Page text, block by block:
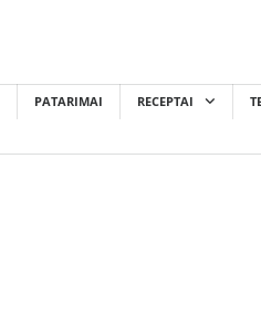
PATARIMAI RECEPTAI